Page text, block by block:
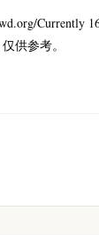
Currently
供参考。